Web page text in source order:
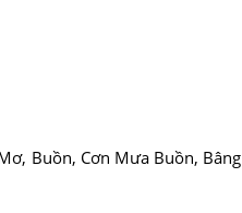
Buồn, Cơn Mưa Buồn, Bâng